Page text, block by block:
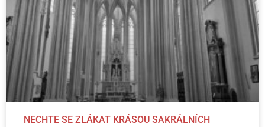
NECHTE SE ZLÁKAT KRÁSOU SAKRÁLNÍCH